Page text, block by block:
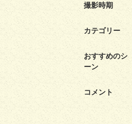
撮影時期
カテゴリー
おすすめのシ
ーン
コメント